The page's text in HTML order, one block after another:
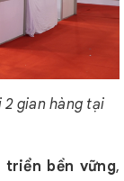
2 gian hàng tại
bền vững,